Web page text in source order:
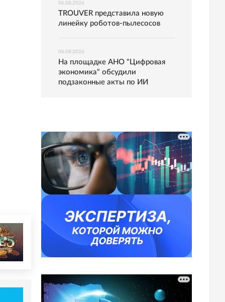
06.08.2026
TROUVER представила новую
линейку роботов-пылесосов
06.08.2026
На площадке АНО "Цифровая
экономика" обсудили
подзаконные акты по ИИ